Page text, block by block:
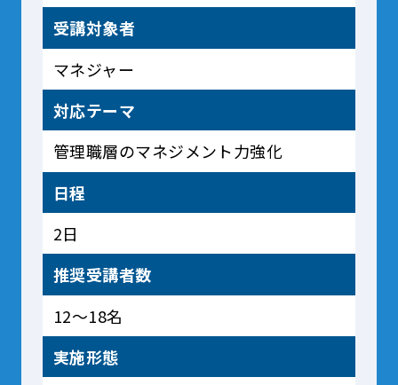
受講対象者
マネジャー
対応テーマ
管理職層のマネジメント力強化
日程
2日
推奨受講者数
12～18名
実施形態